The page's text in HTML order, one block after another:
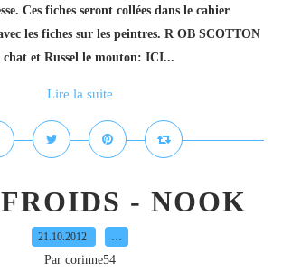
Ces fiches seront collées dans le cahier
les fiches sur les peintres. R OB SCOTTON
et Russel le mouton: ICI...
Lire la suite
- NOOK
21.10.2012 …
Par corinne54